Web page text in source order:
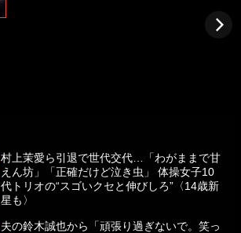
村上茉愛ら引退で世代交代…「わがままで甘
えん坊」「正確だけど泣き虫」 体操女子10
代トリオの“スゴいクセと伸びしろ”〈14歳新
星も〉
夫の鈴木誠也から「頑張り過ぎないで。笑っ